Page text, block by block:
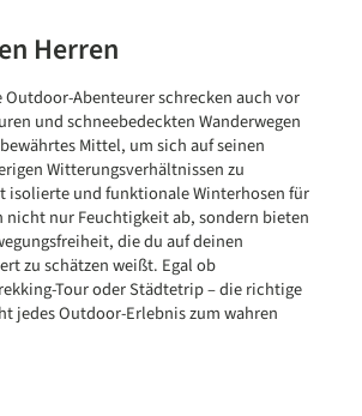
Herren
Abenteurer schrecken auch vor
und schneebedeckten Wanderwegen
Mittel, um sich auf seinen
Witterungsverhältnissen zu
isolierte und funktionale Winterhosen für
nicht nur Feuchtigkeit ab, sondern bieten
die du auf deinen
zu schätzen weißt. Egal ob
Tour oder Städtetrip – die richtige
jedes Outdoor-Erlebnis zum wahren